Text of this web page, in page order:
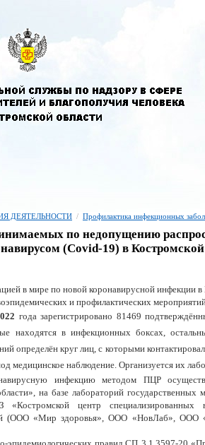
ДЕЯТЕЛЬНОСТИ / Профилактика инфекционных
по недопущению
(Covid-19) в Костромской
в мире по новой коронавирусной инфекции
и профилактических
года зарегистрировано 81469
находятся в инфекционных боксах,
определён круг лиц, с которыми
медицинское наблюдение. Организуется их
инфекцию методом ПЦР
на базе лабораторий
«Костромской центр
(ООО «Мир здоровья», ООО «НовЛаб», ООО